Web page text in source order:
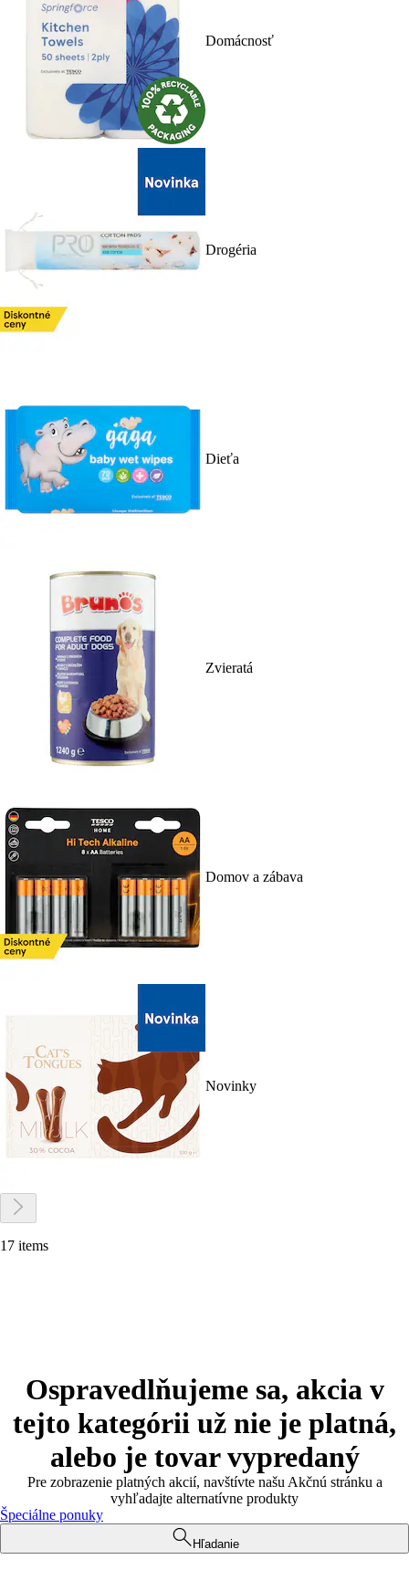
Domácnosť
Drogéria
Dieťa
Zvieratá
Domov a zábava
Novinky
17 items
Ospravedlňujeme sa, akcia v
tejto kategórii už nie je platná,
alebo je tovar vypredaný
Pre zobrazenie platných akcií, navštívte našu Akčnú stránku a
vyhľadajte alternatívne produkty
Špeciálne ponuky
Hľadanie